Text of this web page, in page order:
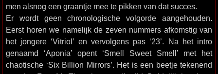
men alsnog een graantje mee te pikken van dat succes.
Er wordt geen chronologische volgorde aangehouden.
Eerst horen we namelijk de zeven nummers afkomstig van
het jongere ‘Vitriol’ en vervolgens pas ‘23’. Na het intro
genaamd ‘Aponia’ opent ‘Smell Sweet Smell’ met het
chaotische ‘Six Billion Mirrors’. Het is een beetje tekenend